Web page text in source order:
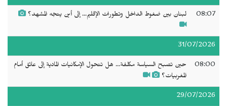
08:07 لبنان بين ضغوط الداخل وتطورات الإقليم... إلى أين يتجه المشهد؟
31/07/2026
08:00
حين تصبح السياسة مكلفة... هل تتحول الإمكانيات المادية إلى عائق أمام
المغربيات؟
29/07/2026